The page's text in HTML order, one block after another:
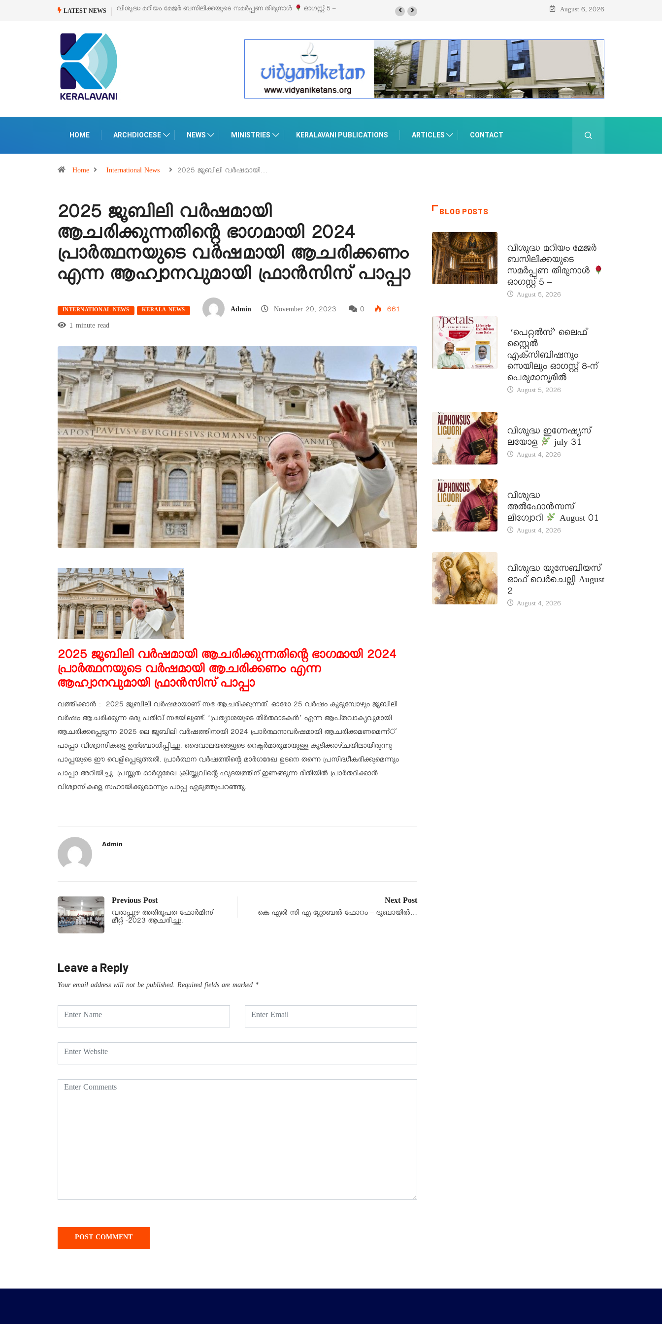
LATEST NEWS
ബസിലിക്കയുടെ സമർപ്പണ തിരുനാൾ ഓഗസ്റ്റ് 5 –‘പെറ്റൽസ്’ ലൈഫ് സ്റ്റൈൽ എക്സിബിഷനും സെയിലും ഓഗസ്റ്റ് 8-ന്
August 6, 2026
HOME ARCHDIOCESE NEWS MINISTRIES KERALAVANI PUBLICATIONS ARTICLES CONTACT
Home International News 2025 ജൂബിലി വര്‍ഷമായി…
2025 ജൂബിലി വര്‍ഷമായി
ആചരിക്കുന്നതിന്റെ ഭാഗമായി 2024
പ്രാര്‍ത്ഥനയുടെ വര്‍ഷമായി ആചരിക്കണം
എന്ന ആഹ്വാനവുമായി ഫ്രാന്‍സിസ് പാപ്പാ
INTERNATIONAL NEWS KERALA NEWS Admin November 20, 2023 0
661
1 minute read
2025 ജൂബിലി വര്‍ഷമായി ആചരിക്കുന്നതിന്റെ ഭാഗമായി 2024
പ്രാര്‍ത്ഥനയുടെ വര്‍ഷമായി ആചരിക്കണം എന്ന
ആഹ്വാനവുമായി ഫ്രാന്‍സിസ് പാപ്പാ
വത്തിക്കാന്‍ : 2025 ജൂബിലി വര്‍ഷമായാണ് സഭ ആചരിക്കുന്നത്. ഓരോ 25 വര്‍ഷം കൂടുമ്പോഴും ജൂബിലി
വര്‍ഷം ആചരിക്കുന്ന ഒരു പതിവ് സഭയിലുണ്ട്. ‘പ്രത്യാശയുടെ തീര്‍ത്ഥാടകന്‍’ എന്ന ആപ്തവാക്യവുമായി
ആചരിക്കപ്പെടുന്ന 2025 ലെ ജൂബിലി വര്‍ഷത്തിനായി 2024 പ്രാര്‍ത്ഥനാവര്‍ഷമായി ആചരിക്കമണമെന്ന്്
പാപ്പാ വിശ്വാസികളെ ഉത്‌ബോധിപ്പിച്ചു. ദൈവാലയങ്ങളുടെ റെക്ടര്‍മാരുമായുളള കൂടിക്കാഴ്ചയിലായിരുന്നു
പാപ്പയുടെ ഈ വെളിപ്പെടുത്തല്‍. പ്രാര്‍ത്ഥന വര്‍ഷത്തിന്റെ മാര്‍ഗരേഖ ഉടനെ തന്നെ പ്രസിദ്ധീകരിക്കുമെന്നും
പാപ്പാ അറിയിച്ചു. പ്രസ്തുത മാര്‍ഗ്ഗരേഖ ക്രിസ്തുവിന്റെ ഹൃദയത്തിന് ഇണങ്ങുന്ന രീതിയില്‍ പ്രാര്‍ത്ഥിക്കാന്‍
വിശ്വാസികളെ സഹായിക്കുമെന്നും പാപ്പ എടുത്തുപറഞ്ഞു.
Admin
Previous Post
വരാപ്പുഴ അതിരൂപത ഫോർമിസ്
മീറ്റ് -2023 ആചരിച്ചു.
Next Post
കെ എൽ സി എ ഗ്ലോബൽ ഫോറം – ദുബായിൽ…
Leave a Reply
Your email address will not be published. Required fields are marked *
BLOG POSTS
വിശുദ്ധ മറിയം മേജർ
ബസിലിക്കയുടെ
സമർപ്പണ തിരുനാൾ
ഓഗസ്റ്റ് 5 –
August 5, 2026
‘പെറ്റൽസ്’ ലൈഫ്
സ്റ്റൈൽ
എക്സിബിഷനും
സെയിലും ഓഗസ്റ്റ് 8-ന്
പെരുമാനൂരിൽ
August 5, 2026
വിശുദ്ധ ഇഗ്നേഷ്യസ്
ലയോള
july 31
August 4, 2026
വിശുദ്ധ
അൽഫോൻസസ്
ലിഗ്വോറി
August 01
August 4, 2026
വിശുദ്ധ യൂസേബിയസ്
ഓഫ് വെർചെല്ലി August
2
August 4, 2026